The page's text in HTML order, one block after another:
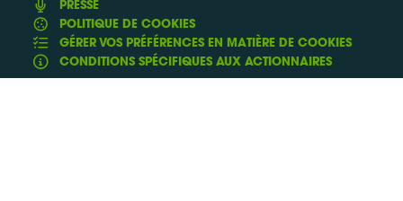
PRESSE
POLITIQUE DE COOKIES
GÉRER VOS PRÉFÉRENCES EN MATIÈRE DE COOKIES
CONDITIONS SPÉCIFIQUES AUX ACTIONNAIRES